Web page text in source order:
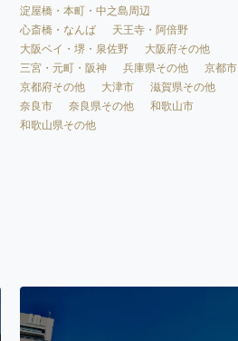
淀屋橋・本町・中之島周辺
心斎橋・なんば
天王寺・阿倍野
大阪ベイ・堺・泉佐野
大阪府その他
三宮・元町・阪神
兵庫県その他
京都市
京都府その他
大津市
滋賀県その他
奈良市
奈良県その他
和歌山市
和歌山県その他